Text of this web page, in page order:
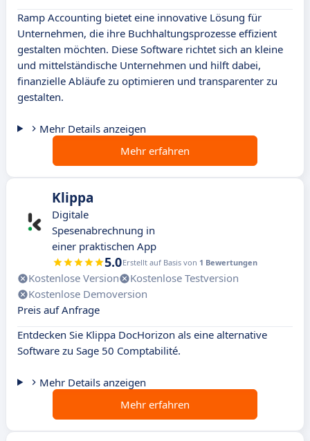
Ramp Accounting bietet eine innovative Lösung für
Unternehmen, die ihre Buchhaltungsprozesse effizient
gestalten möchten. Diese Software richtet sich an kleine
und mittelständische Unternehmen und hilft dabei,
finanzielle Abläufe zu optimieren und transparenter zu
gestalten.
Mehr Details anzeigen
Mehr erfahren
Klippa
Digitale
Spesenabrechnung in
einer praktischen App
5.0Erstellt auf Basis von 1 Bewertungen
Kostenlose Version
Kostenlose Testversion
Kostenlose Demoversion
Preis auf Anfrage
Entdecken Sie Klippa DocHorizon als eine alternative
Software zu Sage 50 Comptabilité.
Mehr Details anzeigen
Mehr erfahren